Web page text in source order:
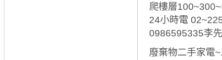
爬樓層
24小時電
0986595335李
廢棄物二手家電